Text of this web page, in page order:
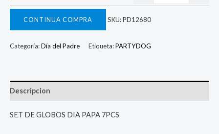
CONTINUA COMPRA SKU:PD12680
Categoría:Día del Padre Etiqueta:PARTYDOG
Descripcion
SET DE GLOBOS DIA PAPA 7PCS